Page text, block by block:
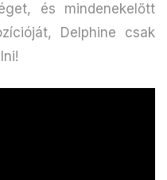
és mindenekelőtt
Delphine csak